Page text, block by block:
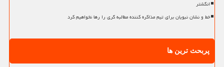
انگشتر
خط و نشان نبویان برای تیم مذاکره کننده مطالبه گری را رها نخواهیم کرد
پربحث ترین ها